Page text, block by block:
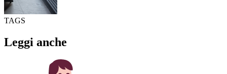
TAGS
Leggi anche